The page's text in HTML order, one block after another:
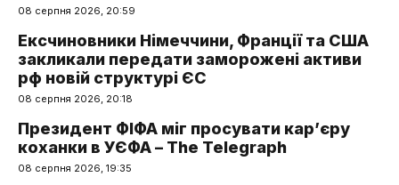
08 серпня 2026, 20:59
Ексчиновники Німеччини, Франції та США
закликали передати заморожені активи
рф новій структурі ЄС
08 серпня 2026, 20:18
Президент ФІФА міг просувати кар’єру
коханки в УЄФА – The Telegraph
08 серпня 2026, 19:35